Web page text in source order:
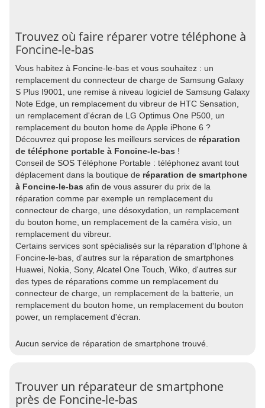
Trouvez où faire réparer votre téléphone à
Foncine-le-bas
Vous habitez à Foncine-le-bas et vous souhaitez : un
remplacement du connecteur de charge de Samsung Galaxy
S Plus I9001, une remise à niveau logiciel de Samsung Galaxy
Note Edge, un remplacement du vibreur de HTC Sensation,
un remplacement d'écran de LG Optimus One P500, un
remplacement du bouton home de Apple iPhone 6 ?
Découvrez qui propose les meilleurs services de réparation
de téléphone portable à Foncine-le-bas !
Conseil de SOS Téléphone Portable : téléphonez avant tout
déplacement dans la boutique de réparation de smartphone
à Foncine-le-bas afin de vous assurer du prix de la
réparation comme par exemple un remplacement du
connecteur de charge, une désoxydation, un remplacement
du bouton home, un remplacement de la caméra visio, un
remplacement du vibreur.
Certains services sont spécialisés sur la réparation d'Iphone à
Foncine-le-bas, d'autres sur la réparation de smartphones
Huawei, Nokia, Sony, Alcatel One Touch, Wiko, d'autres sur
des types de réparations comme un remplacement du
connecteur de charge, un remplacement de la batterie, un
remplacement du bouton home, un remplacement du bouton
power, un remplacement d'écran.
Aucun service de réparation de smartphone trouvé.
Trouver un réparateur de smartphone
près de Foncine-le-bas